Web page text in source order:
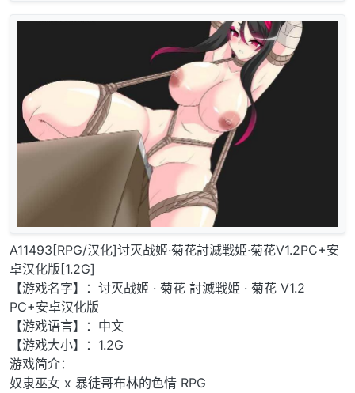
A11493[RPG/汉化]讨灭战姬·菊花討滅戦姫·菊花V1.2PC+安
卓汉化版[1.2G]
【游戏名字】：讨灭战姬 · 菊花 討滅戦姫 · 菊花 V1.2
PC+安卓汉化版
【游戏语言】：中文
【游戏大小】：1.2G
游戏简介：
奴隶巫女 x 暴徒哥布林的色情 RPG